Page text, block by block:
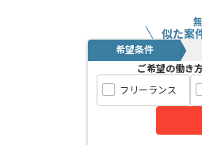
似た案
希望条件
ご希望の働き
フリーランス